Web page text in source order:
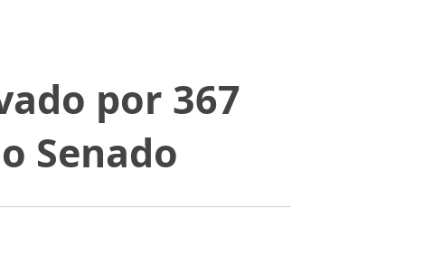
por 367
Senado